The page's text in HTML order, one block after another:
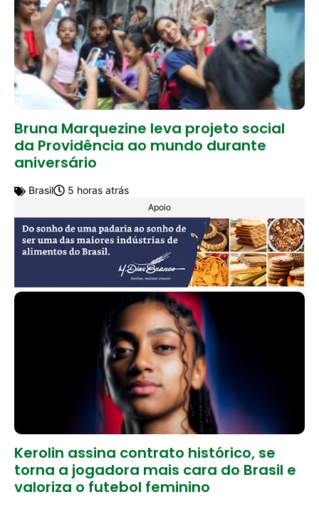
Bruna Marquezine leva projeto social
da Providência ao mundo durante
aniversário
Brasil 5 horas atrás
Apoio
Kerolin assina contrato histórico, se
torna a jogadora mais cara do Brasil e
valoriza o futebol feminino